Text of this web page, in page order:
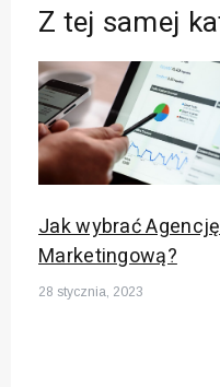
Z tej samej
Jak wybrać Agencję
Marketingową?
28 stycznia, 2023